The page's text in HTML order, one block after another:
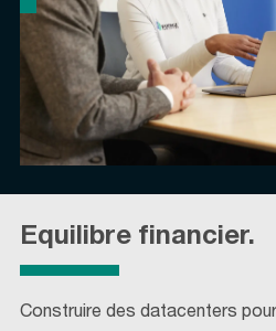
Equilibre financier.
Construire des datacenters